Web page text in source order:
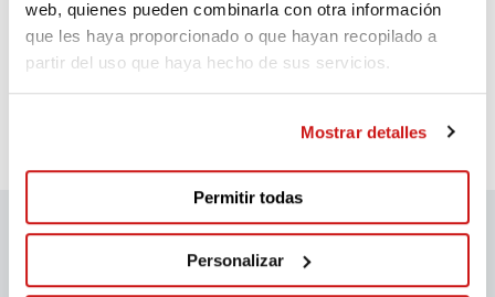
web, quienes pueden combinarla con otra información
que les haya proporcionado o que hayan recopilado a
partir del uso que haya hecho de sus servicios.
Mostrar detalles
Permitir todas
Personalizar
Anna
Hace 2.077 días
Patrocinadores migranodearena